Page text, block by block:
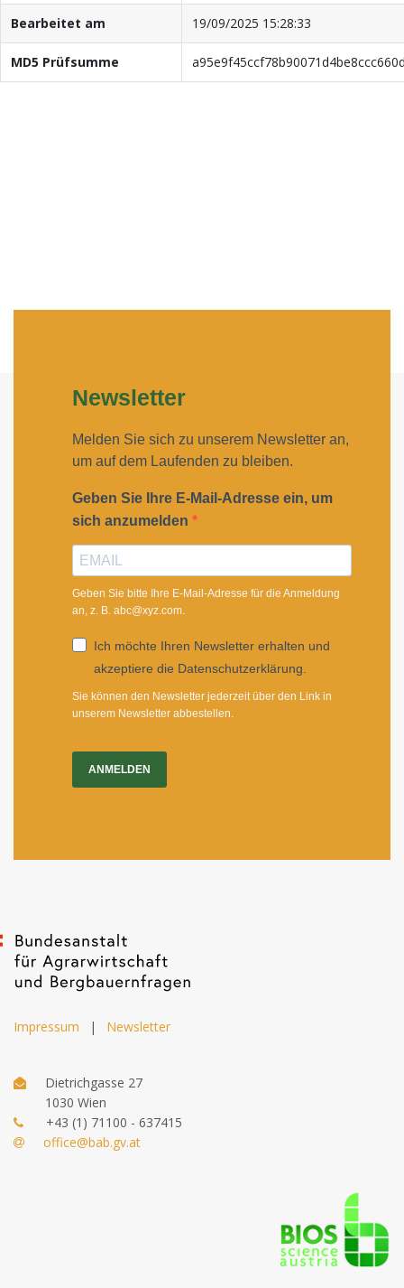
Bearbeitet am 19/09/2025 15:28:33
MD5 Prüfsumme
Newsletter
Melden Sie sich zu unserem Newsletter an,
um auf dem Laufenden zu bleiben.
Geben Sie Ihre E-Mail-Adresse ein, um
sich anzumelden
Geben Sie bitte Ihre E-Mail-Adresse für die Anmeldung
an, z. B. abc@xyz.com.
Ich möchte Ihren Newsletter erhalten und
akzeptiere die Datenschutzerklärung.
Sie können den Newsletter jederzeit über den Link in
unserem Newsletter abbestellen.
ANMELDEN
Impressum | Newsletter
Dietrichgasse 27
1030 Wien
+43 (1) 71100 - 637415
office@bab.gv.at